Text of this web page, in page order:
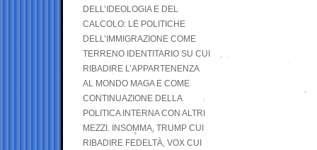
DELL’IDEOLOGIA E DEL
CALCOLO: LE POLITICHE
DELL’IMMIGRAZIONE COME
TERRENO IDENTITARIO SU CUI
RIBADIRE L’APPARTENENZA
AL MONDO MAGA E COME
CONTINUAZIONE DELLA
POLITICA INTERNA CON ALTRI
MEZZI. INSOMMA, TRUMP CUI
RIBADIRE FEDELTÀ, VOX CUI